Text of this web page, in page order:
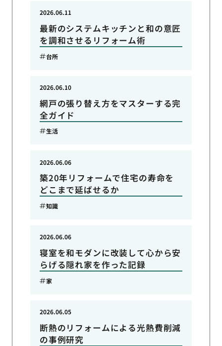
最新のシステムキッチンと和の意匠
を調和させるリフォーム術
2026.06.11
台所
網戸の張り替え方をマスターする完
全ガイド
2026.06.10
生活
築20年リフォームで住宅の寿命を
どこまで延ばせるか
2026.06.06
知識
寝室を和モダンに改装して心から安
らげる隠れ家を作った記録
2026.06.06
家
断熱のリフォームによる光熱費削減
の事例研究
2026.06.05